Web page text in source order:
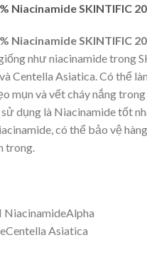
Niacinamide SKINTIFIC
Niacinamide SKINTIFIC
như niacinamide trong
Centella Asiatica. Có thể
mụn và vết cháy nắng trong
dụng là Niacinamide tốt
có thể bảo vệ
trong.
NiacinamideAlpha
Asiatica